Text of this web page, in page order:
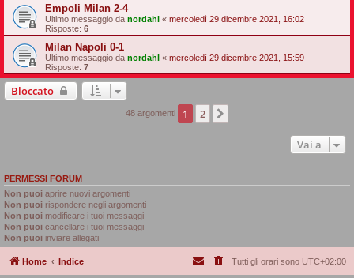
Empoli Milan 2-4
Ultimo messaggio da nordahl « mercoledì 29 dicembre 2021, 16:02
Risposte: 6
Milan Napoli 0-1
Ultimo messaggio da nordahl « mercoledì 29 dicembre 2021, 15:59
Risposte: 7
Bloccato
48 argomenti 1 2
Vai a
PERMESSI FORUM
Non puoi aprire nuovi argomenti
Non puoi rispondere negli argomenti
Non puoi modificare i tuoi messaggi
Non puoi cancellare i tuoi messaggi
Non puoi inviare allegati
Home Indice Tutti gli orari sono UTC+02:00